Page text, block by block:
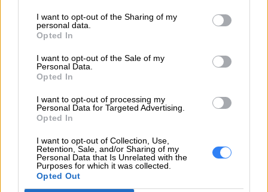
I want to opt-out of the Sharing of my
personal data.
Opted In
I want to opt-out of the Sale of my
Personal Data.
Opted In
I want to opt-out of processing my
Personal Data for Targeted Advertising.
Opted In
I want to opt-out of Collection, Use,
Retention, Sale, and/or Sharing of my
Personal Data that Is Unrelated with the
Purposes for which it was collected.
Opted Out
https://lenovo.com
techniczna
https://support.lenovo.com/pl/pl/
ZAPYTAJ O PRODUKT
Zapytanie o "Bateria Lenovo 3-cell 57Wh
5B10W13941 5B10W13941"